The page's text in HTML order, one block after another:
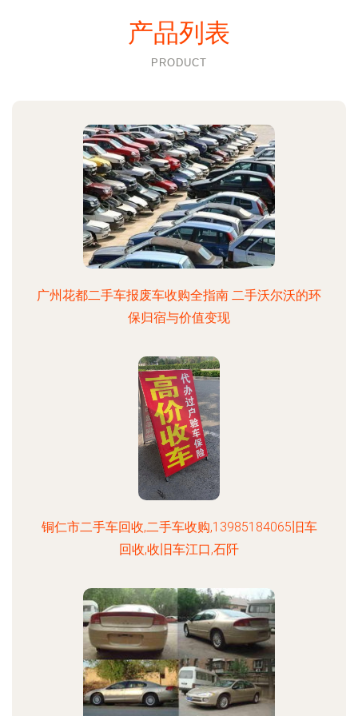
产品列表
PRODUCT
广州花都二手车报废车收购全指南 二手沃尔沃的环
保归宿与价值变现
铜仁市二手车回收,二手车收购,13985184065旧车
回收,收旧车江口,石阡